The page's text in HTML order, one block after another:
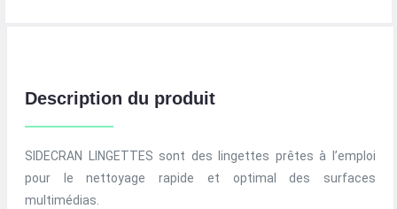
Description du produit
SIDECRAN LINGETTES sont des lingettes prêtes à l’emploi
pour le nettoyage rapide et optimal des surfaces
multimédias.